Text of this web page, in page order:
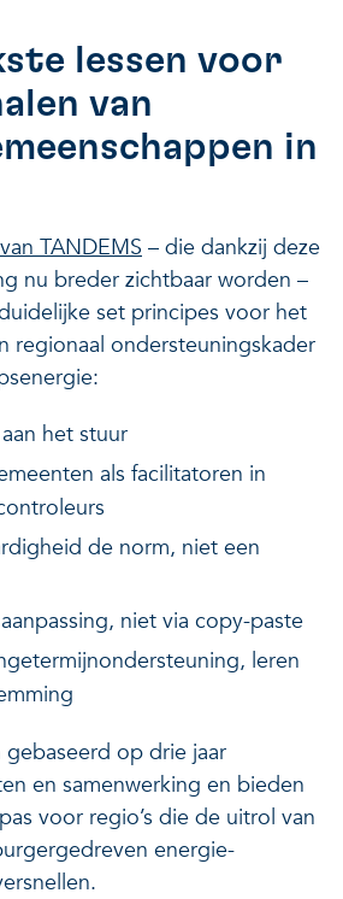
lessen voor
van
in
TANDEMS – die dankzij deze
nu breder zichtbaar worden –
set principes voor het
regionaal ondersteuningskader
het stuur
als facilitatoren in
de norm, niet een
niet via copy-paste
leren
gebaseerd op drie jaar
en samenwerking en bieden
voor regio’s die de uitrol van
energie-